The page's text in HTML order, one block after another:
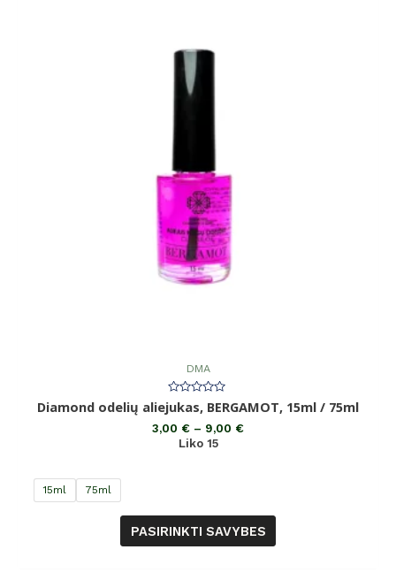
DMA
Įvertinimas:
0
iš
5
Diamond odelių aliejukas, BERGAMOT, 15ml / 75ml
3,00 € – 9,00 €
Liko 15
15ml 75ml
PASIRINKTI SAVYBES